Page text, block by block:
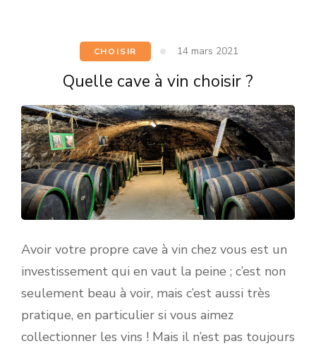
CHOISIR 14 mars 2021
Quelle cave à vin choisir ?
Avoir votre propre cave à vin chez vous est un
investissement qui en vaut la peine ; c’est non
seulement beau à voir, mais c’est aussi très
pratique, en particulier si vous aimez
collectionner les vins ! Mais il n’est pas toujours